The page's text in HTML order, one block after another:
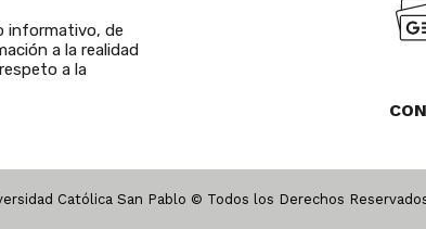
informativo, de
a la realidad
a la
Católica San Pablo © Todos los Derechos